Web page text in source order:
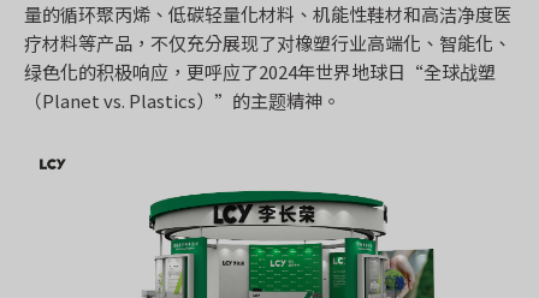
量的循环聚丙烯、低碳轻量化材料、机能性鞋材和高洁净度医
疗材料等产品，不仅充分展现了对橡塑行业高端化、智能化、
绿色化的积极响应，更呼应了2024年世界地球日“全球战塑
（Planet vs. Plastics）”的主题精神。